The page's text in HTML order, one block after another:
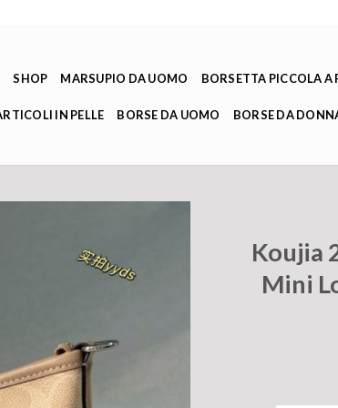
SHOP MARSUPIO DA UOMO BORSETTA PICCOLA
IN PELLE BORSE DA UOMO BORSE DA
Koujia
Mini